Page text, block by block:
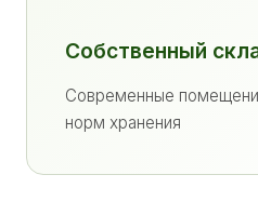
Собственный
Современные
норм хранения